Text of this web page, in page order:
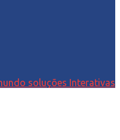
soluções Interativas